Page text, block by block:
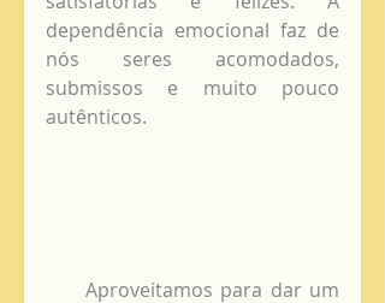
dependência emocional faz de
nós seres acomodados,
submissos e muito pouco
autênticos.